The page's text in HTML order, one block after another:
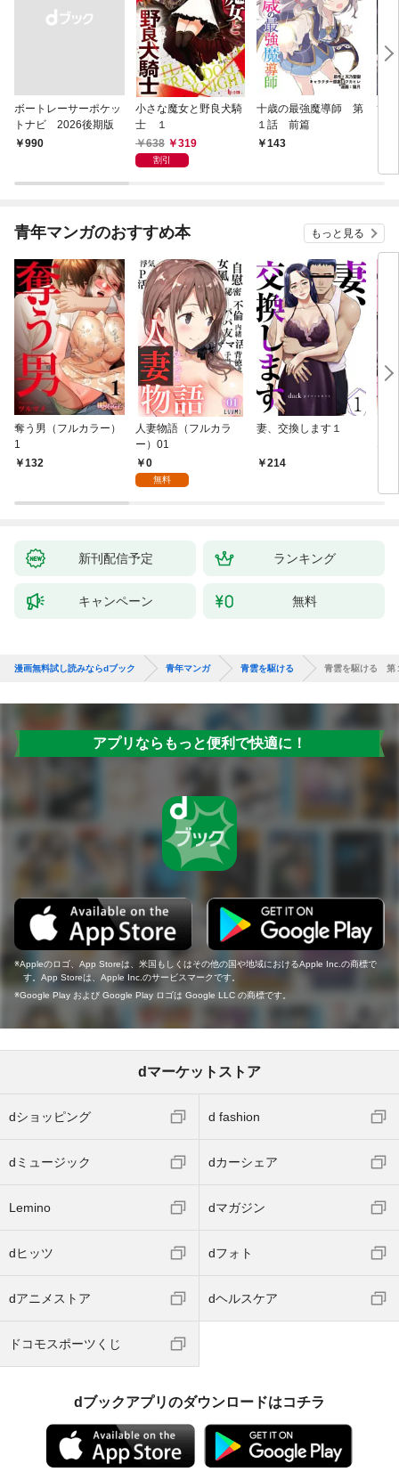
ボートレーサーポケッ
トナビ 2026後期版
￥990
小さな魔女と野良犬騎
士 １
638
319
割引
十歳の最強魔導師 第
１話 前篇
143
ひ
青年マンガのおすすめ本 もっと見る
奪う男（フルカラー）
1
132
人妻物語（フルカラ
ー）01
0
無料
妻、交換します１
214
な
新刊配信予定 ランキング
キャンペーン 無料
漫画無料試し読みならdブック 青年マンガ 青雲を駆ける 青雲を駆ける 第
アプリならもっと便利で快適に！
Appleのロゴ、App Storeは、米国もしくはその他の国や地域におけるApple Inc.の商標で
す。App Storeは、Apple Inc.のサービスマークです。
Google Play および Google Play ロゴは Google LLC の商標です。
dマーケットストア
dショッピング d fashion
dミュージック dカーシェア
Lemino dマガジン
dヒッツ dフォト
dアニメストア dヘルスケア
ドコモスポーツくじ
dブックアプリのダウンロードはコチラ